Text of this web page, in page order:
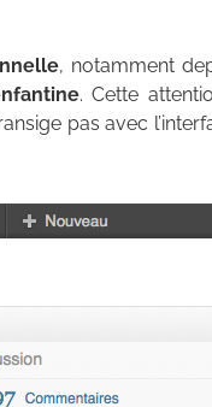
, notamment
. Cette
pas avec